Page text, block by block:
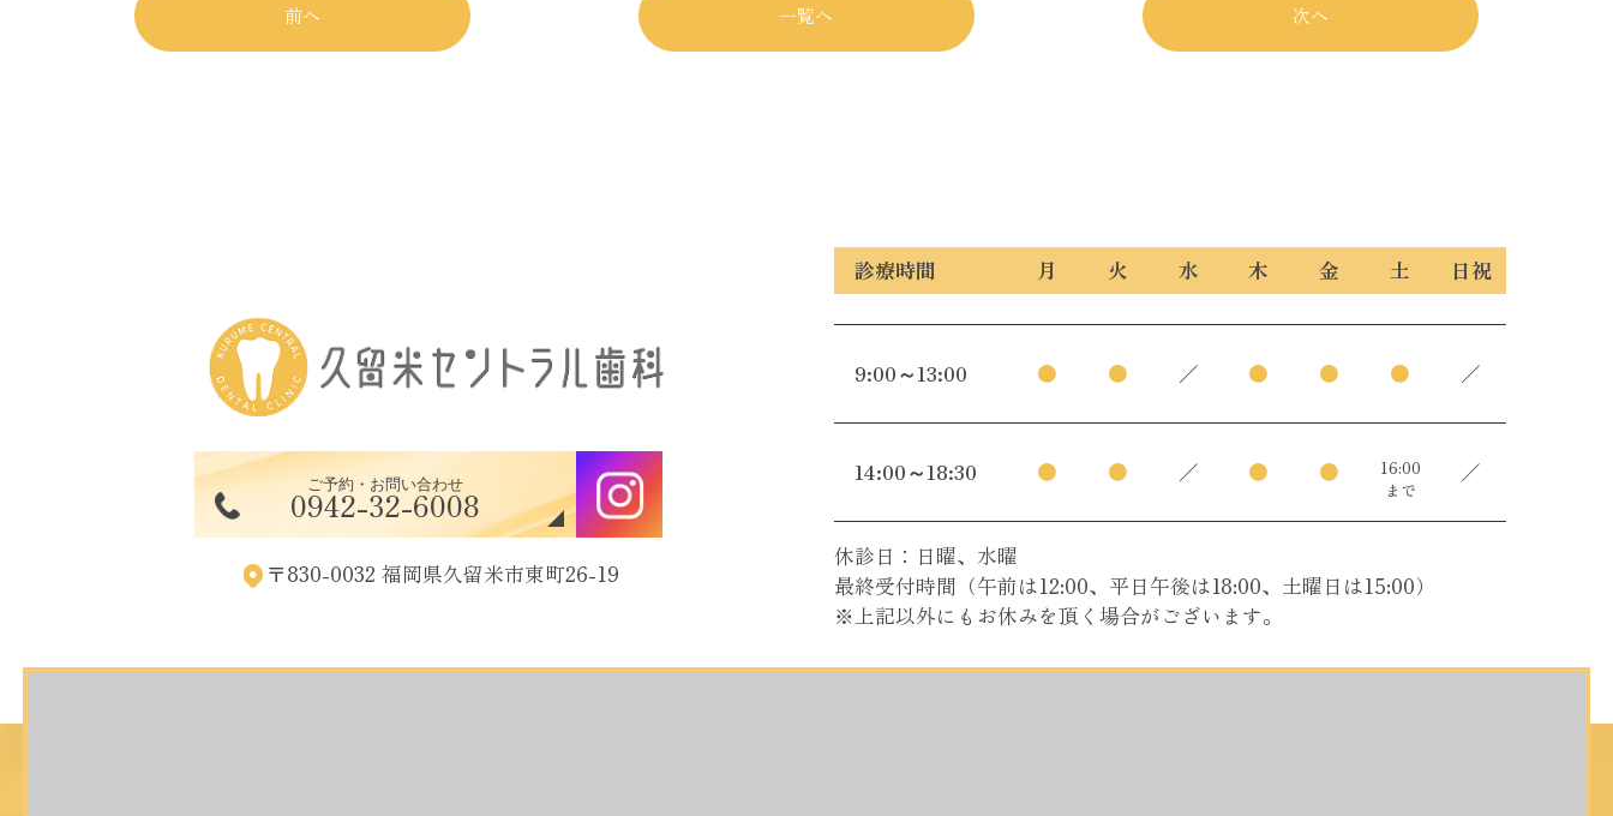
前へ 一覧へ 次へ
ご予約・お問い合わせ
0942-32-6008
〒830-0032 福岡県久留米市東町26-19
診療時間 月 火 水 木 金 土 日祝
9:00～13:00 ● ● ／ ● ● ● ／
14:00～18:30 ● ● ／ ● ●
16:00
まで
／
休診日：日曜、水曜
最終受付時間（午前は12:00、平日午後は18:00、土曜日は15:00）
※上記以外にもお休みを頂く場合がございます。